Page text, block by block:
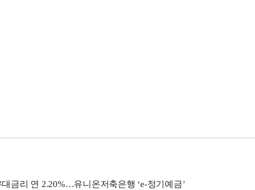
금리 연 2.20%…유니온저축은행 ‘e-정기예금’